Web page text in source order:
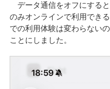
データ通信をオフにする
のみオンラインで利用でき
での利用体験は変わらない
ことにしました。